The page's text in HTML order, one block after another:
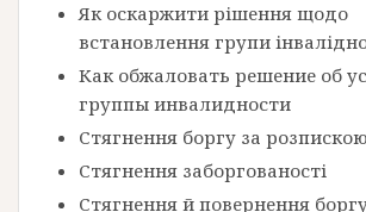
Як оскаржити рішення щодо
встановлення групи
Как обжаловать решение об
группы инвалидности
Стягнення боргу за розпискою
Стягнення заборгованості
Стягнення й повернення